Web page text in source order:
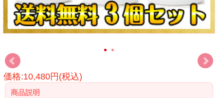
価格:10,480円(税込)
商品説明